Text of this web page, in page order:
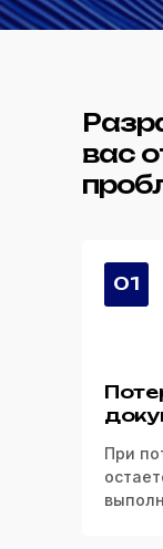
вас
При
01